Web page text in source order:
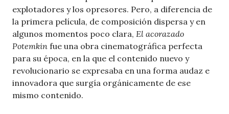
explotadores y los opresores. Pero, a diferencia de
la primera película, de composición dispersa y en
algunos momentos poco clara, El acorazado
Potemkin fue una obra cinematográfica perfecta
para su época, en la que el contenido nuevo y
revolucionario se expresaba en una forma audaz e
innovadora que surgía orgánicamente de ese
mismo contenido.